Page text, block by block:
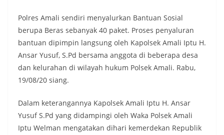
Polres Amali sendiri menyalurkan Bantuan Sosial
berupa Beras sebanyak 40 paket. Proses penyaluran
bantuan dipimpin langsung oleh Kapolsek Amali Iptu H.
Ansar Yusuf, S.Pd bersama anggota di beberapa desa
dan kelurahan di wilayah hukum Polsek Amali. Rabu,
19/08/20 siang.
Dalam keterangannya Kapolsek Amali Iptu H. Ansar
Yusuf S.Pd yang didampingi oleh Waka Polsek Amali
Iptu Welman mengatakan dihari kemerdekan Republik